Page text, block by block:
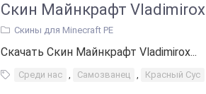
Скин Майнкрафт Vladimirox
Скины для Minecraft PE
Скачать Скин Майнкрафт Vladimirox...
Среди нас , Самозванец , Красный Сус